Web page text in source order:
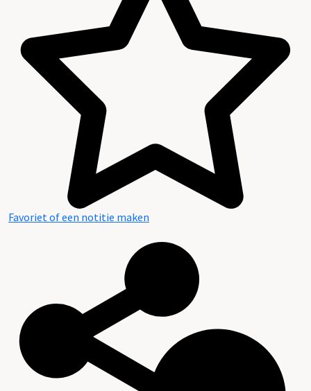
Favoriet of een notitie maken